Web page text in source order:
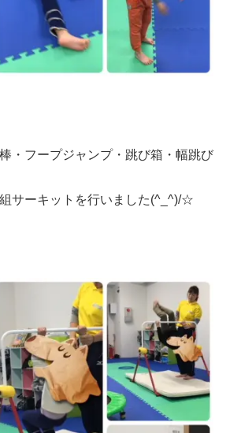
・フープジャンプ・跳び箱・幅跳び
サーキットを行いました(^_^)/☆